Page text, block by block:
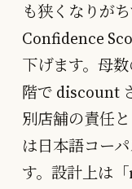
も狭くなりが
Confidence
下げます。母
階で discount
別店舗の責任
は日本語コー
す。設計上は